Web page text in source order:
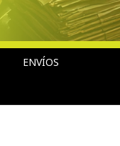
ENVÍOS